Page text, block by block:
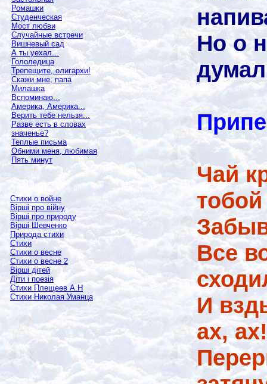
Ромашки
Студенческая
Мост любви
Случайные встречи
Вишневый сад
А ты уехал...
Гололедица
Трепещите, олигархи!
Скажи мне, папа
Милашка
Вспоминаю...
Америка, Америка...
Верить тебе нельзя...
Разве есть в словах
значенье?
Теплые письма
Обними меня, любимая
Пять минут
Стихи о войне
Вірші про війну
Вірші про природу
Вірші Шевченко
Природа стихи
Стихи
Стихи о весне
Стихи о весне 2
Вірші дітей
Діти і поезія
Стихи Плещеев А.Н
Стихи Николая Уманца
Но о
Чай
Все
И
ах, ах!